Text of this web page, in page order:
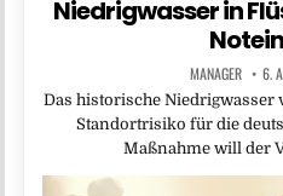
Niedrigwasser in
MANAGER 6.
Das historische
Standortrisiko für die
Maßnahme will der